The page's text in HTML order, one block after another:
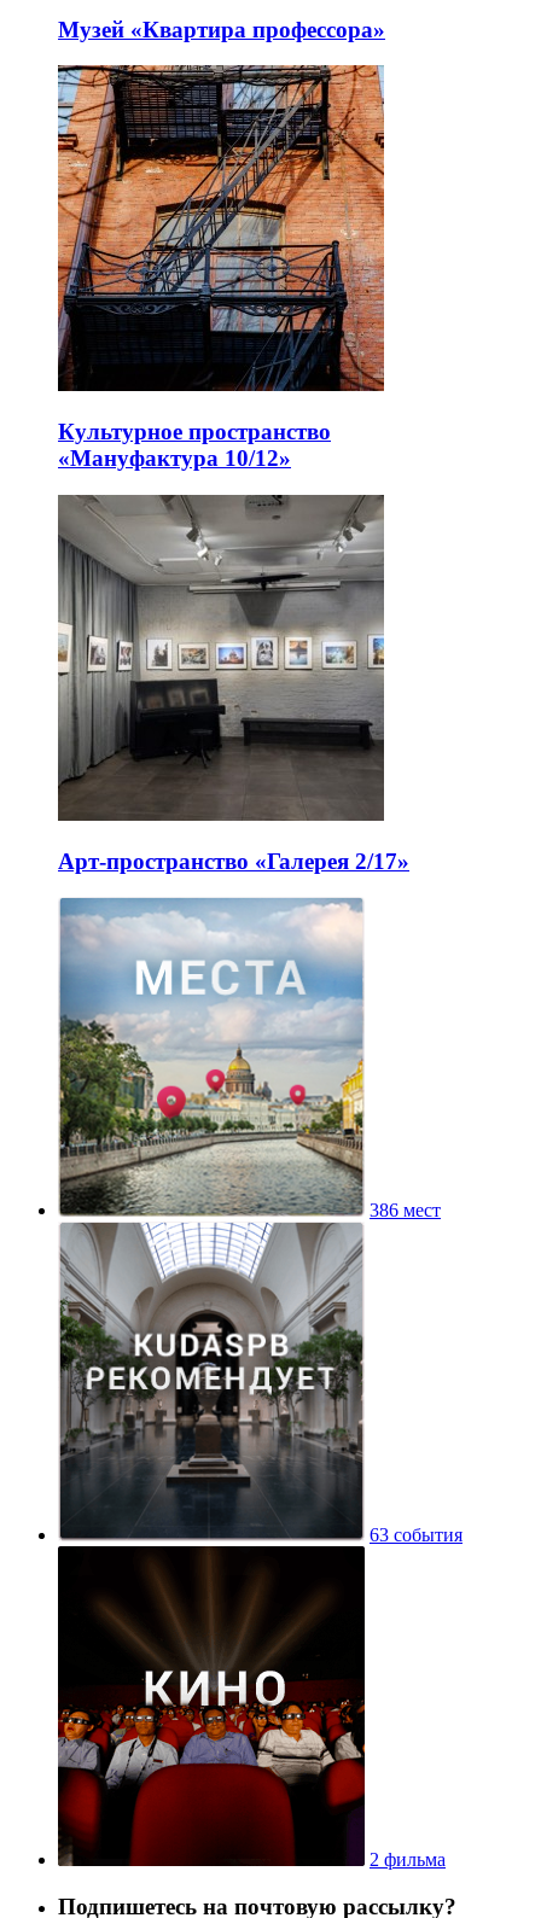
Музей «Квартира профессора»
Культурное пространство
«Мануфактура 10/12»
Арт-пространство «Галерея 2/17»
386 мест
63 события
2 фильма
Подпишетесь на почтовую рассылку?